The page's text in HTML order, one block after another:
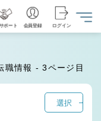
ポート 会員登録 ログイン
職情報 - 3ページ目
選択